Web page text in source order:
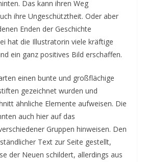
Das kann ihren Weg
ihre Ungeschütztheit. Oder aber
Enden der Geschichte
hat die Illustratorin viele kräftige
ein ganz positives Bild erschaffen.
einen bunte und großflächige
gezeichnet wurden und
ähnliche Elemente aufweisen. Die
auch hier auf das
Gruppen hinweisen. Den
Text zur Seite gestellt,
der Neuen schildert, allerdings aus